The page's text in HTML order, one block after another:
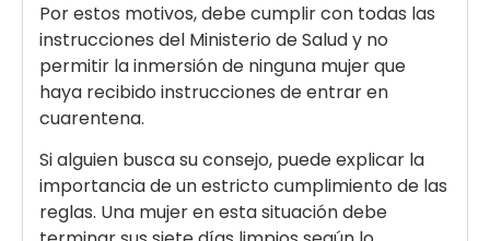
Por estos motivos, debe cumplir con todas las
instrucciones del Ministerio de Salud y no
permitir la inmersión de ninguna mujer que
haya recibido instrucciones de entrar en
cuarentena.
Si alguien busca su consejo, puede explicar la
importancia de un estricto cumplimiento de las
reglas. Una mujer en esta situación debe